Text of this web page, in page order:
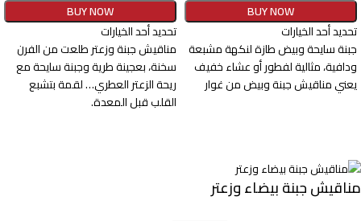
BUY NOW
تحديد أحد الخيارات
جبنة سايحة وبيض طازة لنكهة مشبعة
ودافية، مثالية لفطور أو عشاء خفيف
يعني مناقيش جبنة وبيض من غوار
BUY NOW
تحديد أحد الخيارات
مناقيش جبنة وزعتر طلعت من الفرن
سخنة، بعجينة طرية وجبنة سايحة مع
ريحة الزعتر العطري… لقمة بتشبع
القلب قبل المعدة.
مناقيش جبنة بيضاء وزعتر